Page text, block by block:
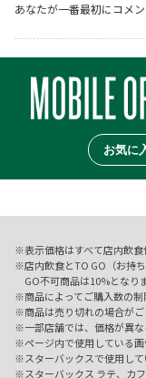
あなたが一番最初にコメン
お気に
表示価格はすべて店内飲食
店内飲食とTO GO（お持
GO不可商品は10%となり
商品によってご購入数の制
商品は売り切れの場合がご
一部店舗では、価格が異
ページ内で使用している
スターバックスで使用し
スターバックス ラテ、カ